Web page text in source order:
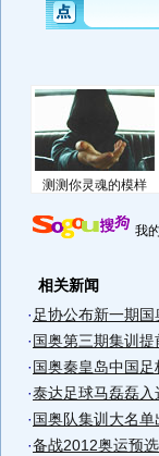
测测你灵魂的模样
我
相关新闻
· 足协公布新一期
· 国奥第三期集训
· 国奥秦皇岛中国
·泰达足球马磊磊
· 国奥队集训大名
·备战2012奥运预